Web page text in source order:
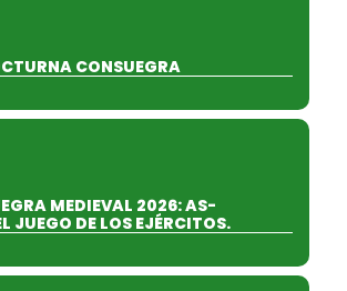
CONSUEGRA
MEDIEVAL 2026: AS-
JUEGO DE LOS EJÉRCITOS.